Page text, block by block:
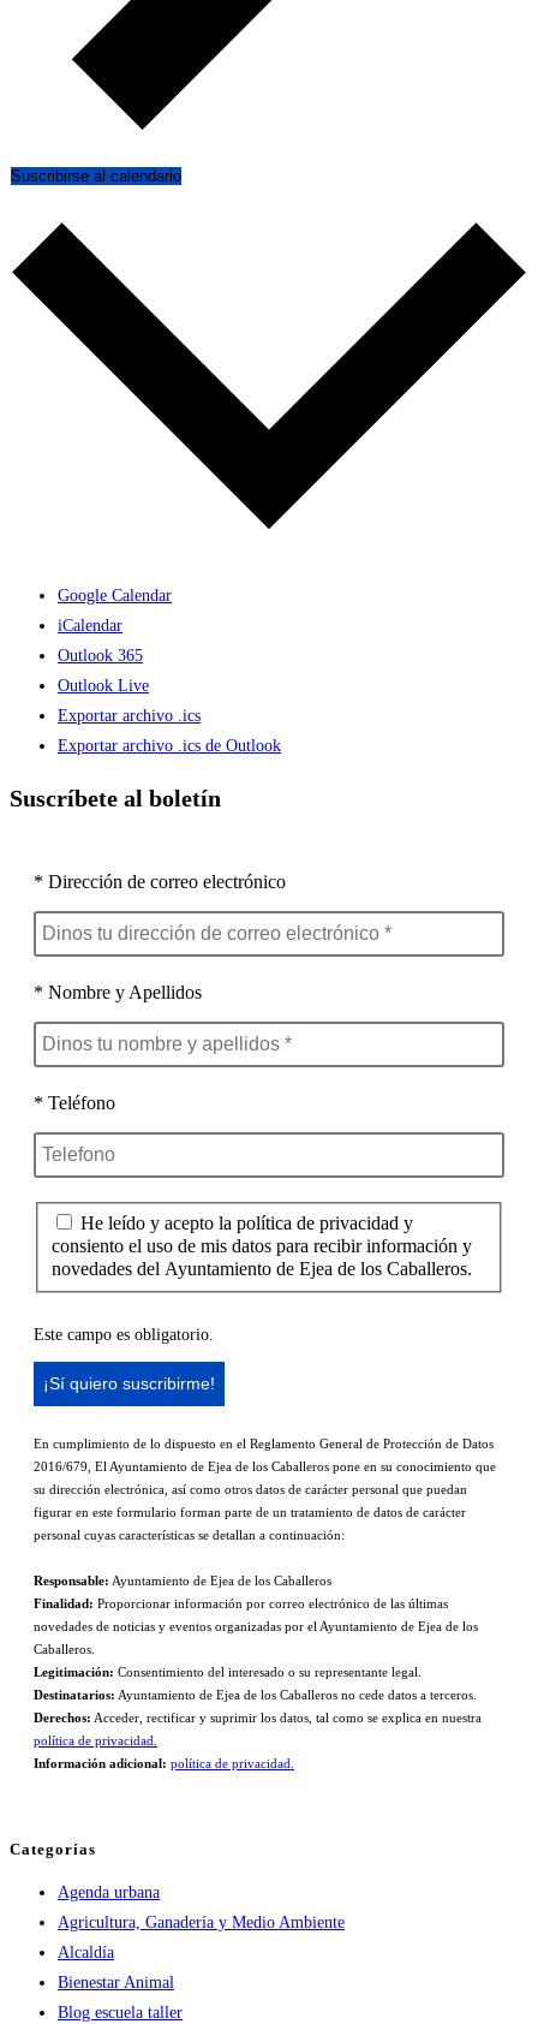
Suscribirse al calendario
Google Calendar
iCalendar
Outlook 365
Outlook Live
Exportar archivo .ics
Exportar archivo .ics de Outlook
Suscríbete al boletín
* Dirección de correo electrónico
* Nombre y Apellidos
* Teléfono
He leído y acepto la política de privacidad y
consiento el uso de mis datos para recibir información y
novedades del Ayuntamiento de Ejea de los Caballeros.
Este campo es obligatorio.
En cumplimiento de lo dispuesto en el Reglamento General de Protección de Datos
2016/679, El Ayuntamiento de Ejea de los Caballeros pone en su conocimiento que
su dirección electrónica, así como otros datos de carácter personal que puedan
figurar en este formulario forman parte de un tratamiento de datos de carácter
personal cuyas características se detallan a continuación:
Responsable: Ayuntamiento de Ejea de los Caballeros
Finalidad: Proporcionar información por correo electrónico de las últimas
novedades de noticias y eventos organizadas por el Ayuntamiento de Ejea de los
Caballeros.
Legitimación: Consentimiento del interesado o su representante legal.
Destinatarios: Ayuntamiento de Ejea de los Caballeros no cede datos a terceros.
Derechos: Acceder, rectificar y suprimir los datos, tal como se explica en nuestra
política de privacidad.
Información adicional: política de privacidad.
Categorías
Agenda urbana
Agricultura, Ganadería y Medio Ambiente
Alcaldía
Bienestar Animal
Blog escuela taller